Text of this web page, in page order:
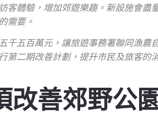
客體驗，增加郊遊樂趣。新設施會盡
需要。
千五百萬元，讓旅遊事務署聯同漁農
第二期改善計劃，提升市民及旅客的
改善郊野公園